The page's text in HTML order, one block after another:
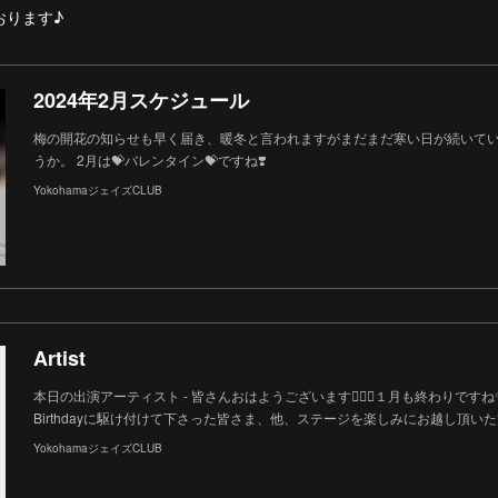
ります♪
2024年2月スケジュール
梅の開花の知らせも早く届き、暖冬と言われますがまだまだ寒い日が続いて
うか。 2月は💝バレンタイン💝ですね❣️
YokohamaジェイズCLUB
Artist
本日の出演アーティスト - 皆さんおはようございます🙋🏻‍♀️１月も終わりです
Birthdayに駆け付けて下さった皆さま、他、ステージを楽しみにお越し頂い
YokohamaジェイズCLUB